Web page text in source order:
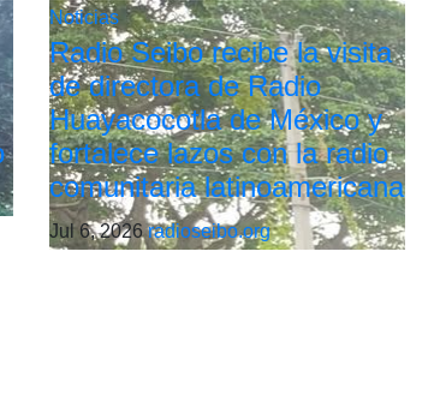
Noticias
Radio Seibo recibe la visita
de directora de Radio
Huayacocotla de México y
fortalece lazos con la radio
comunitaria latinoamericana
Jul 6, 2026radioseibo.org